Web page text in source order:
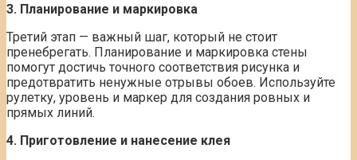
3. Планирование и маркировка
Третий этап — важный шаг, который не стоит
пренебрегать. Планирование и маркировка стены
помогут достичь точного соответствия рисунка и
предотвратить ненужные отрывы обоев. Используйте
рулетку, уровень и маркер для создания ровных и
прямых линий.
4. Приготовление и нанесение клея